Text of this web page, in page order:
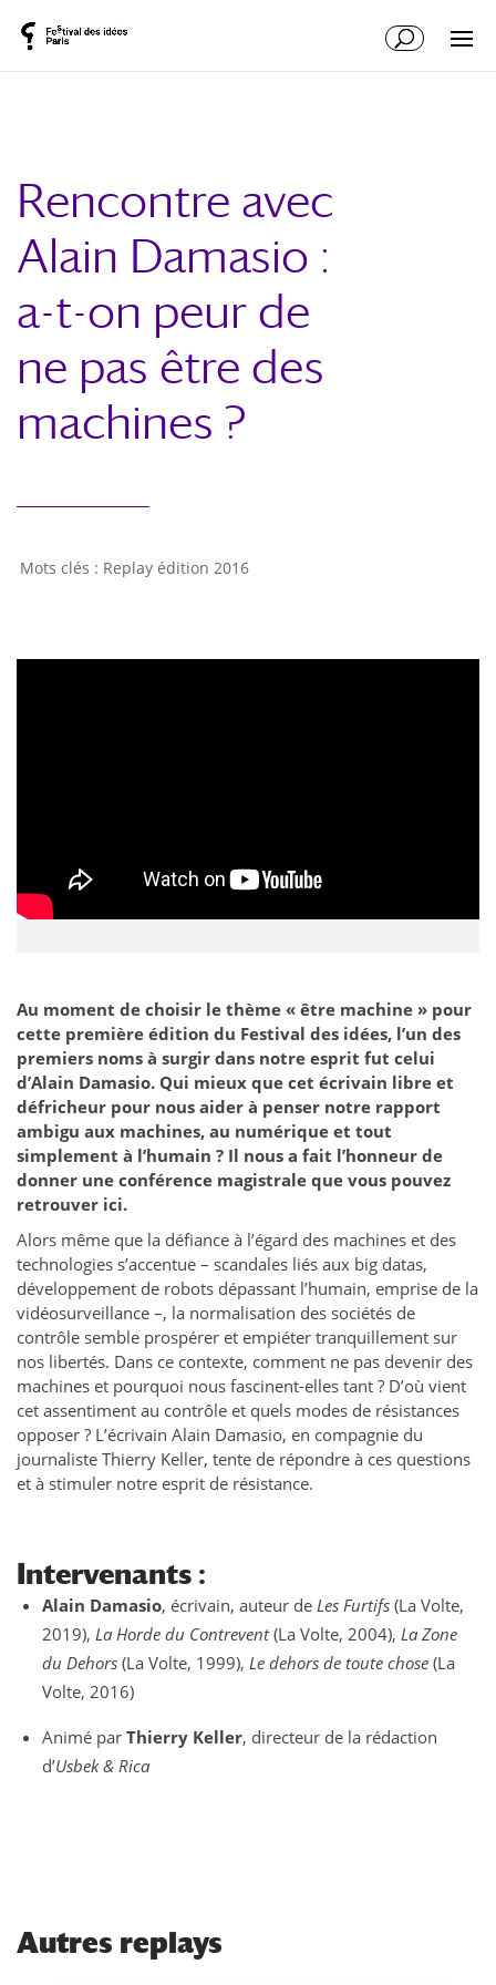
Rencontre avec
Alain Damasio :
a-t-on peur de
ne pas être des
machines ?
Replay édition 2016
Au moment de choisir le thème « être machine » pour
cette première édition du Festival des idées, l’un des
premiers noms à surgir dans notre esprit fut celui
d’Alain Damasio. Qui mieux que cet écrivain libre et
défricheur pour nous aider à penser notre rapport
ambigu aux machines, au numérique et tout
simplement à l’humain ? Il nous a fait l’honneur de
donner une conférence magistrale que vous pouvez
retrouver ici.
Alors même que la défiance à l’égard des machines et des
technologies s’accentue – scandales liés aux big datas,
développement de robots dépassant l’humain, emprise de la
vidéosurveillance –, la normalisation des sociétés de
contrôle semble prospérer et empiéter tranquillement sur
nos libertés. Dans ce contexte, comment ne pas devenir des
machines et pourquoi nous fascinent-elles tant ? D’où vient
cet assentiment au contrôle et quels modes de résistances
opposer ? L’écrivain Alain Damasio, en compagnie du
journaliste Thierry Keller, tente de répondre à ces questions
et à stimuler notre esprit de résistance.
Intervenants :
Alain Damasio, écrivain, auteur deLes Furtifs (La Volte,
2019),La Horde du Contrevent(La Volte, 2004),La Zone
du Dehors (La Volte, 1999),Le dehors de toute chose (La
Volte, 2016)
Animé parThierry Keller, directeur de la rédaction
d’Usbek & Rica
Autres replays